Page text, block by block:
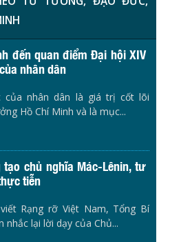
đến quan điểm Đại hội XIV
nhân dân
của nhân dân là giá trị cốt lõi
Hồ Chí Minh và là mục...
chủ nghĩa Mác-Lênin, tư
tiễn
Rạng rỡ Việt Nam, Tổng Bí
nhắc lại lời dạy của Chủ...